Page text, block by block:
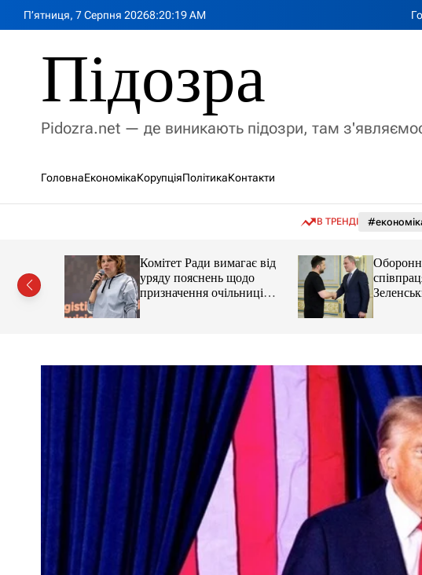
П’ятниця, 7 Серпня 20268:20:20AM
Підозра
Pidozra.net — де виникають підозри, там
ГоловнаЕкономікаКорупціяПолітикаКонтакти
В ТРЕНДІ
без
Комітет Ради вимагає від
уряду пояснень щодо
призначення очільниці
Мінцифри